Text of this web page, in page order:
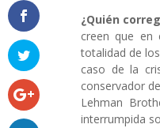
¿Quién
creen que en
totalidad de
caso de la
conservador
Lehman
interrumpida